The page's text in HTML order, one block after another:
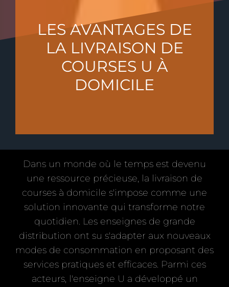
LES AVANTAGES DE
LA LIVRAISON DE
COURSES U À
DOMICILE
Dans un monde où le temps est devenu
une ressource précieuse, la livraison de
courses à domicile s'impose comme une
solution innovante qui transforme notre
quotidien. Les enseignes de grande
distribution ont su s'adapter aux nouveaux
modes de consommation en proposant des
services pratiques et efficaces. Parmi ces
acteurs, l'enseigne U a développé un